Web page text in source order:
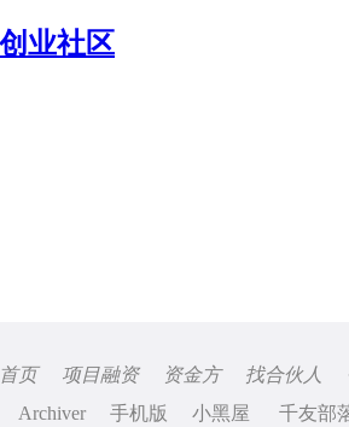
首页 项目融资 资金方 找合伙人
Archiver
手机版 小黑屋 千友部